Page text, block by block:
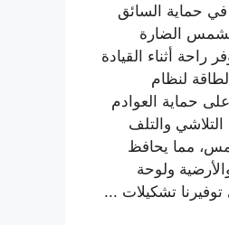
في حماية السائق
الضارة
راحة أثناء القيادة
لنظام
حماية العوادم
التلاشي والتلف
مما يحافظ
ولوحة
توفيرنا تشكيلات ...